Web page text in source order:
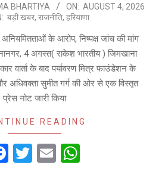
BHARTIYA ON: AUGUST 4, 2026
बड़ी खबर, राजनीति, हरियाणा
के आरोप, निष्पक्ष जांच की मांग
4 अगस्त( राकेश भारतीय ) जिमखाना
वार्ता के बाद पर्यावरण मित्र फाउंडेशन के
अधिवक्ता सुमीत गर्ग की ओर से एक विस्तृत
प्रेस नोट जारी किया
READING
Facebook
Twitter
Email